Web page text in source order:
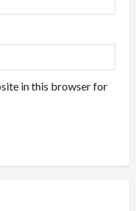
in this browser for